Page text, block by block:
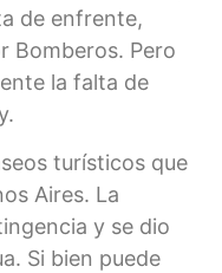
de enfrente,
Bomberos. Pero
la falta de
turísticos que
Aires. La
y se dio
Si bien puede